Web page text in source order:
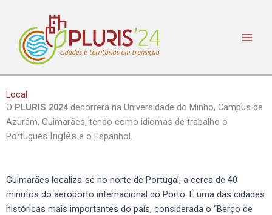
content
Local
O PLURIS 2024decorrerá na Universidade do Minho, Campus de
Azurém, Guimarães, tendo como idiomas de trabalho o
Português Inglês e o Espanhol.
Guimarães localiza-se no norte de Portugal, a cerca de 40
minutos do aeroporto internacional do Porto. É uma das cidades
históricas mais importantes do país, considerada o “Berço de